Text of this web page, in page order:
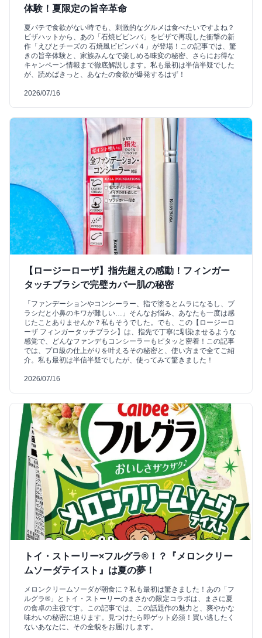
体験！夏限定の旨辛革命
夏バテで食欲がない時でも、刺激的なグルメは食べたいですよね？
ピザハットから、あの「石焼ビビンバ」をピザで再現した衝撃の新
作「えびとチーズの 石焼風ビビンバ４」が登場！この記事では、驚
きの旨辛体験と、家族みんなで楽しめる味変の秘密、さらにお得な
キャンペーン情報まで徹底解説します。私も最初は半信半疑でした
が、読めばきっと、あなたの食欲が爆発するはず！
2026/07/16
【ロージーローザ】指先超えの感動！フィンガー
タッチブラシで完璧カバー肌の秘密
「ファンデーションやコンシーラー、指で塗るとムラになるし、ブ
ラシだと小鼻のキワが難しい…」そんなお悩み、あなたも一度は感
じたことありませんか？私もそうでした。でも、この【ロージーロ
ーザ フィンガータッチブラシ】は、指先で丁寧に馴染ませるような
感覚で、どんなファンデもコンシーラーもピタッと密着！この記事
では、プロ級の仕上がりを叶えるその秘密と、使い方まで全てご紹
介。私も最初は半信半疑でしたが、使ってみて驚きました！
2026/07/16
トイ・ストーリー×フルグラ®！？『メロンクリー
ムソーダテイスト』は夏の夢！
メロンクリームソーダが朝食に？私も最初は驚きました！あの「フ
ルグラ®」とトイ・ストーリーのまさかの限定コラボは、まさに夏
の食卓の主役です。この記事では、この話題作の魅力と、爽やかな
味わいの秘密に迫ります。見つけたら即ゲット必須！買い逃したく
ないあなたに、その全貌をお届けします。